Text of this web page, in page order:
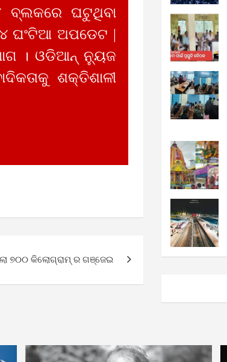
ବ୍ଲକରେ ଘଟୁଥିବା
ଘଂଟିଆ ଅପଡେଟ |
। ଓଡିଆନ୍ ନ୍ୟୁଜ
ଶକ୍ତିଶାଳୀ
୭୦୦ କିଲୋଗ୍ରାମ୍ ର ଗଞ୍ଜେଇ